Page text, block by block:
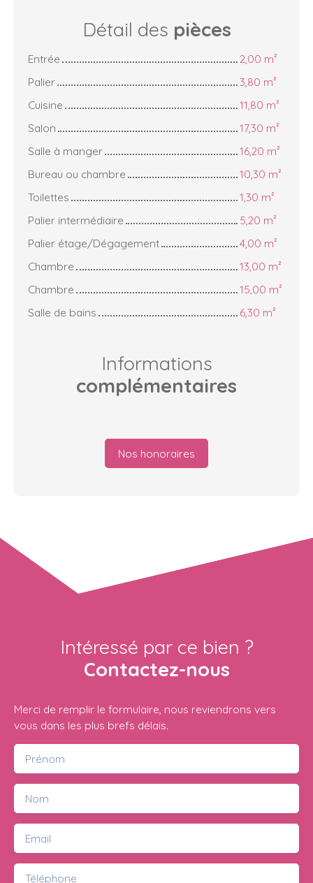
Détail des pièces
Entrée
2,00 m²
Palier
3,80 m²
Cuisine
11,80 m²
Salon
17,30 m²
Salle à manger
16,20 m²
Bureau ou chambre
10,30 m²
Toilettes
1,30 m²
Palier intermédiaire
5,20 m²
Palier étage/Dégagement
4,00 m²
Chambre
13,00 m²
Chambre
15,00 m²
Salle de bains
6,30 m²
Informations
complémentaires
Nos honoraires
Intéressé par ce bien ?
Contactez-nous
Merci de remplir le formulaire, nous reviendrons vers
vous dans les plus brefs délais.
Prénom
Nom
Email
Téléphone